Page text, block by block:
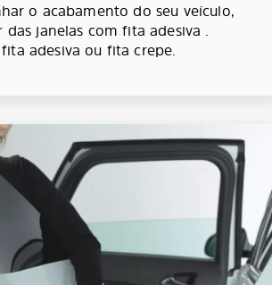
o acabamento do seu veículo,
janelas com fita adesiva .
adesiva ou fita crepe.